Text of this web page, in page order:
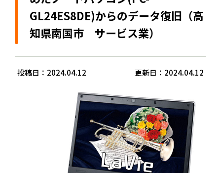
GL24ES8DE)からのデータ復旧（高
知県南国市 サービス業）
投稿日：2024.04.12 更新日：2024.04.12